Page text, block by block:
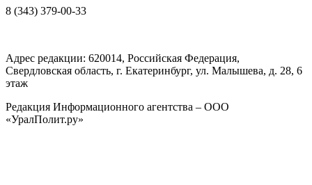
8 (343) 379-00-33
Адрес редакции: 620014, Российская Федерация,
Свердловская область, г. Екатеринбург, ул. Малышева, д. 28, 6
этаж
Редакция Информационного агентства – ООО
«УралПолит.ру»